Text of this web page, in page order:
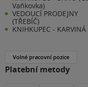
Vaňkovka)
VEDOUCÍ PRODEJNY
(TŘEBÍČ)
KNIHKUPEC - KARVINÁ
Volné pracovní pozice
Platební metody